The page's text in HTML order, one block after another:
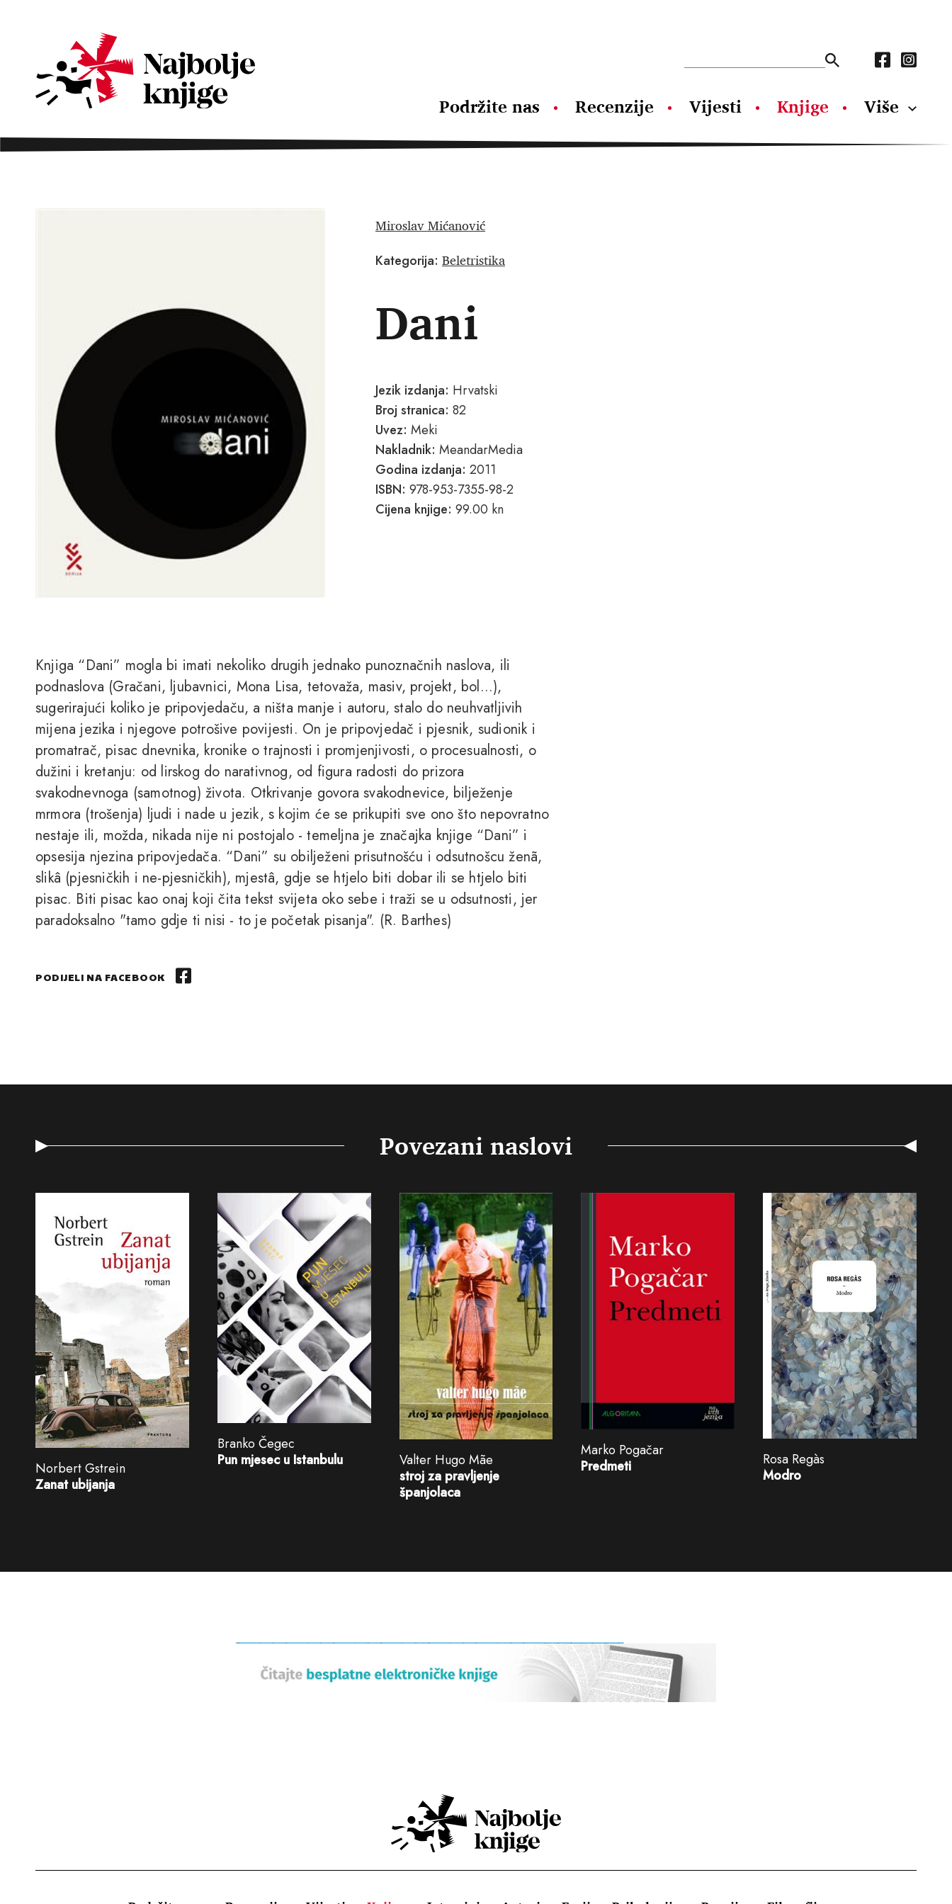
Podržite nas Recenzije Vijesti Knjige Više
Miroslav Mićanović
Kategorija: Beletristika
Dani
Jezik izdanja: Hrvatski
Broj stranica: 82
Uvez: Meki
Nakladnik: MeandarMedia
Godina izdanja: 2011
ISBN: 978-953-7355-98-2
Cijena knjige: 99.00 kn
Knjiga “Dani” mogla bi imati nekoliko drugih jednako punoznačnih naslova, ili
podnaslova (Gračani, ljubavnici, Mona Lisa, tetovaža, masiv, projekt, bol...),
sugerirajući koliko je pripovjedaču, a ništa manje i autoru, stalo do neuhvatljivih
mijena jezika i njegove potrošive povijesti. On je pripovjedač i pjesnik, sudionik i
promatrač, pisac dnevnika, kronike o trajnosti i promjenjivosti, o procesualnosti, o
dužini i kretanju: od lirskog do narativnog, od figura radosti do prizora
svakodnevnoga (samotnog) života. Otkrivanje govora svakodnevice, bilježenje
mrmora (trošenja) ljudi i nade u jezik, s kojim će se prikupiti sve ono što nepovratno
nestaje ili, možda, nikada nije ni postojalo - temeljna je značajka knjige “Dani” i
opsesija njezina pripovjedača. “Dani” su obilježeni prisutnošću i odsutnošcu ženã,
slikâ (pjesničkih i ne-pjesničkih), mjestâ, gdje se htjelo biti dobar ili se htjelo biti
pisac. Biti pisac kao onaj koji čita tekst svijeta oko sebe i traži se u odsutnosti, jer
paradoksalno "tamo gdje ti nisi - to je početak pisanja". (R. Barthes)
PODIJELI NA FACEBOOK
Povezani naslovi
Norbert Gstrein
Zanat ubijanja
Branko Čegec
Pun mjesec u Istanbulu
Valter Hugo Mãe
stroj za pravljenje
španjolaca
Marko Pogačar
Predmeti
Rosa Regàs
Modro